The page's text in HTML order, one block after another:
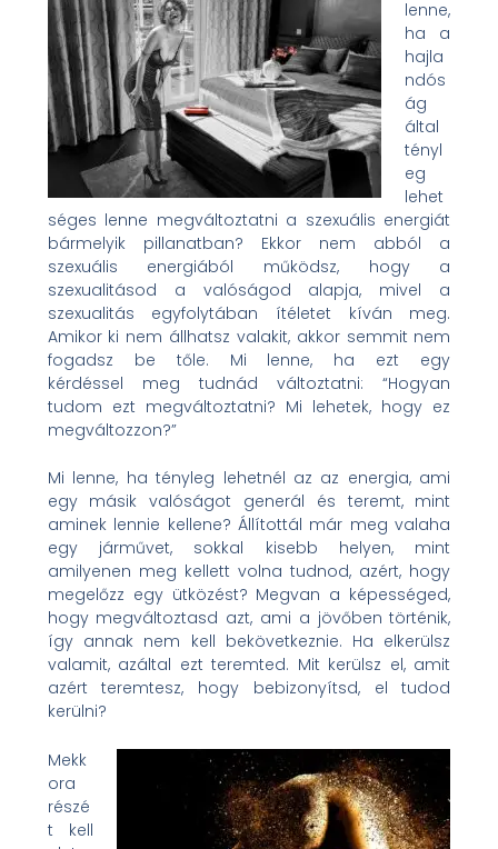
lenne,
ha a
hajla
ndós
ág
által
tényl
eg
lehet
séges lenne megváltoztatni a szexuális energiát
bármelyik pillanatban? Ekkor nem abból a
szexuális energiából működsz, hogy a
szexualitásod a valóságod alapja, mivel a
szexualitás egyfolytában ítéletet kíván meg.
Amikor ki nem állhatsz valakit, akkor semmit nem
fogadsz be tőle. Mi lenne, ha ezt egy
kérdéssel meg tudnád változtatni: “Hogyan
tudom ezt megváltoztatni? Mi lehetek, hogy ez
megváltozzon?”
Mi lenne, ha tényleg lehetnél az az energia, ami
egy másik valóságot generál és teremt, mint
aminek lennie kellene? Állítottál már meg valaha
egy járművet, sokkal kisebb helyen, mint
amilyenen meg kellett volna tudnod, azért, hogy
megelőzz egy ütközést? Megvan a képességed,
hogy megváltoztasd azt, ami a jövőben történik,
így annak nem kell bekövetkeznie. Ha elkerülsz
valamit, azáltal ezt teremted. Mit kerülsz el, amit
azért teremtesz, hogy bebizonyítsd, el tudod
kerülni?
Mekk
ora
részé
t kell